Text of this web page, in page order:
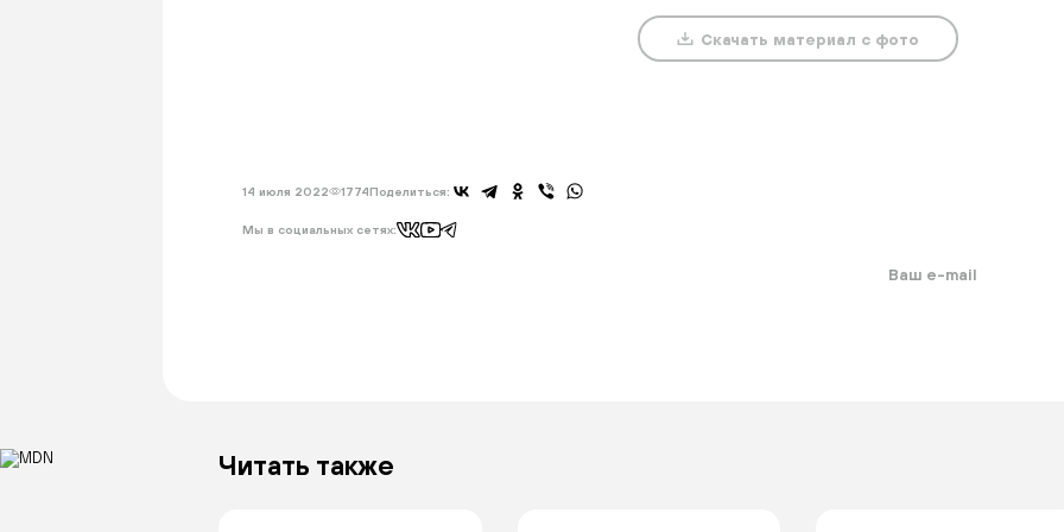
Скачать материал с фото
14 июля 2022 1774Поделиться:
Мы в социальных сетях:
Читать также